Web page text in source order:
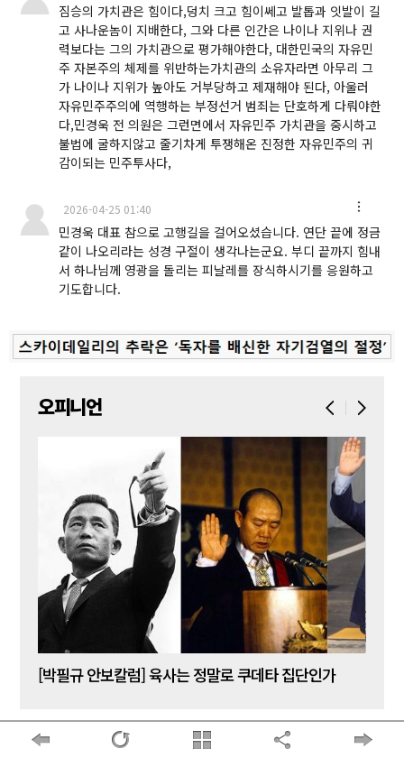
짐승의 가치관은 힘이다,덩치 크고 힘이쎄고 발톱과 잇발이 길
고 사나운놈이 지배한다, 그와 다른 인간은 나이나 지위나 권
력보다는 그의 가치관으로 평가해야한다, 대한민국의 자유민
주 자본주의 체제를 위반하는가치관의 소유자라면 아무리 그
가 나이나 지위가 높아도 거부당하고 제재해야 된다, 아울러
자유민주주의에 역행하는 부정선거 범죄는 단호하게 다뤄야한
다,민경욱 전 의원은 그런면에서 자유민주 가치관을 중시하고
불법에 굴하지않고 줄기차게 투쟁해온 진정한 자유민주의 귀
감이되는 민주투사다,
2026-04-25 01:40
민경욱 대표 참으로 고행길을 걸어오셨습니다. 연단 끝에 정금
같이 나오리라는 성경 구절이 생각나는군요. 부디 끝까지 힘내
서 하나님께 영광을 돌리는 피날레를 장식하시기를 응원하고
기도합니다.
오피니언
[박필규 안보칼럼] 육사는 정말로 쿠데타 집단인가
많이 본 뉴스